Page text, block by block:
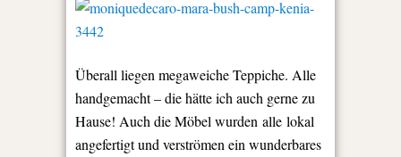
Überall liegen megaweiche Teppiche. Alle
handgemacht – die hätte ich auch gerne zu
Hause! Auch die Möbel wurden alle lokal
angefertigt und verströmen ein wunderbares